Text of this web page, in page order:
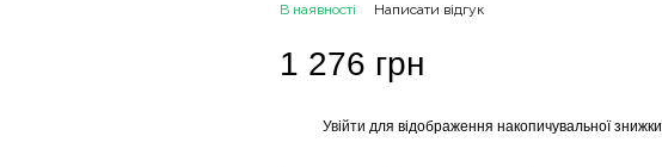
В наявності Написати відгук
1 276 грн
Увійти для відображення накопичувальної знижки